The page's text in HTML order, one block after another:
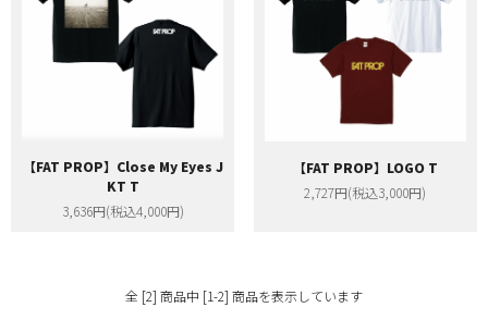
【FAT PROP】Close My Eyes J
KT T
3,636円(税込4,000円)
【FAT PROP】LOGO T
2,727円(税込3,000円)
全 [2] 商品中 [1-2] 商品を表示しています